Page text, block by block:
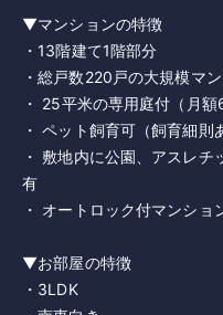
▼マンションの特徴
・13階建て1階部分
・総戸数220戸の大規模マ
・ 25平米の専用庭付（月額
・ ペット飼育可（飼育細則
・ 敷地内に公園、アスレ
有
・ オートロック付マンシ
▼お部屋の特徴
・3LDK